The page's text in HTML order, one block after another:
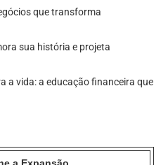
que transforma
sua história e projeta
a vida: a educação financeira que